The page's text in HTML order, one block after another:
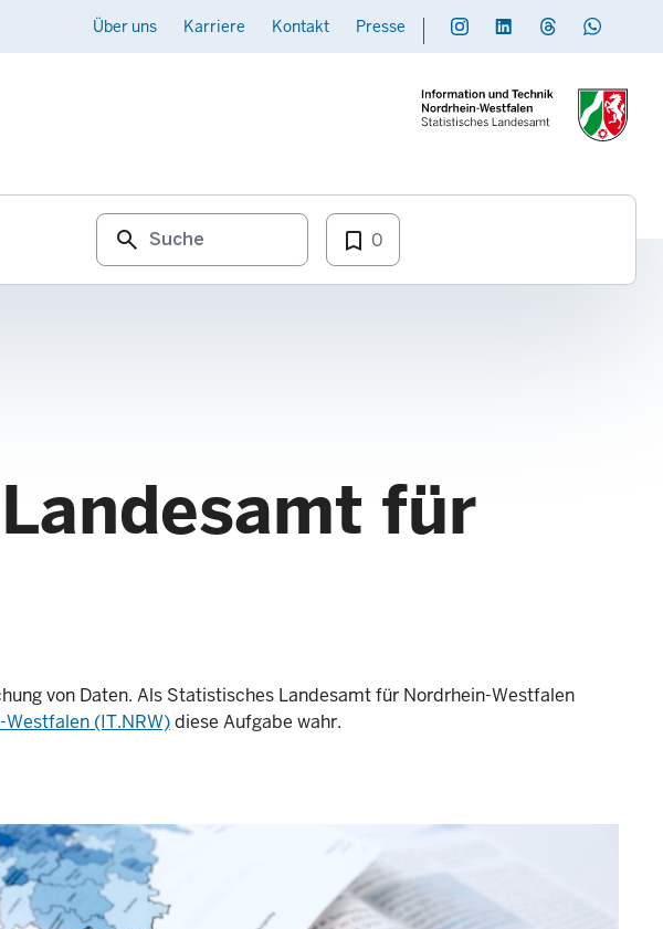
Kontakt
Über uns Karriere Kontakt Presse Social
search bookmark_border 0
für
von Daten. Als Statistisches Landesamt für Nordrhein-Westfalen
(IT.NRW)diese Aufgabe wahr.